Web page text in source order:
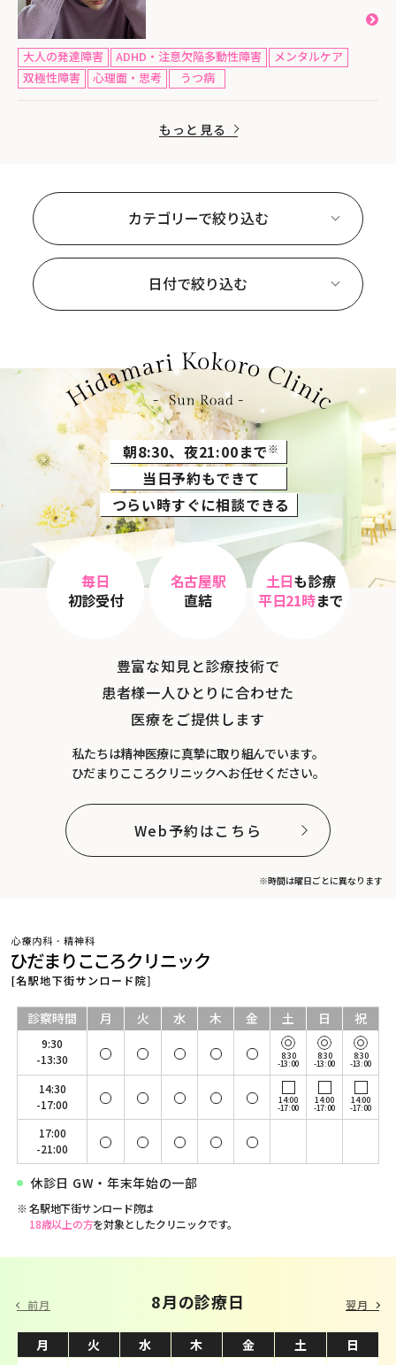
大人の発達障害 ADHD・注意欠陥多動性障害
メンタルケア
双極性障害
心理面・思考 うつ病
もっと見る
カテゴリーで絞り込む
日付で絞り込む
朝8:30、夜21:00まで※
当日予約もできて
つらい時すぐに相談できる
毎日
初診受付
名古屋駅
直結
土日も診療
平日21時まで
豊富な知見と診療技術で
患者様一人ひとりに合わせた
医療をご提供します
私たちは精神医療に真摯に取り組んでいます。
ひだまりこころクリニックへお任せください。
Web予約はこちら
※時間は曜日ごとに異なります
診察時間 月 火 水 木 金 土 日 祝
9:30
-13:30
8:30
-13:00
8:30
-13:00
8:30
-13:00
14:30
-17:00
14:00
-17:00
14:00
-17:00
14:00
-17:00
17:00
-21:00
休診日 GW・年末年始の一部
名駅地下街サンロード院は
18歳以上の方を対象としたクリニックです。
前月 8月の診療日
月 火 水 木 金 土 日
9 月の診療日
月 火 水 木 金 土 日
翌月